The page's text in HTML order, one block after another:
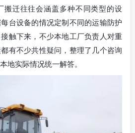
搬迁往往会涵盖多种不同类型的设
台设备的情况定制不同的运输防护
触下来，不少本地工厂负责人对重
有不少共性疑问，整理了几个咨询
地实际情况统一解答。